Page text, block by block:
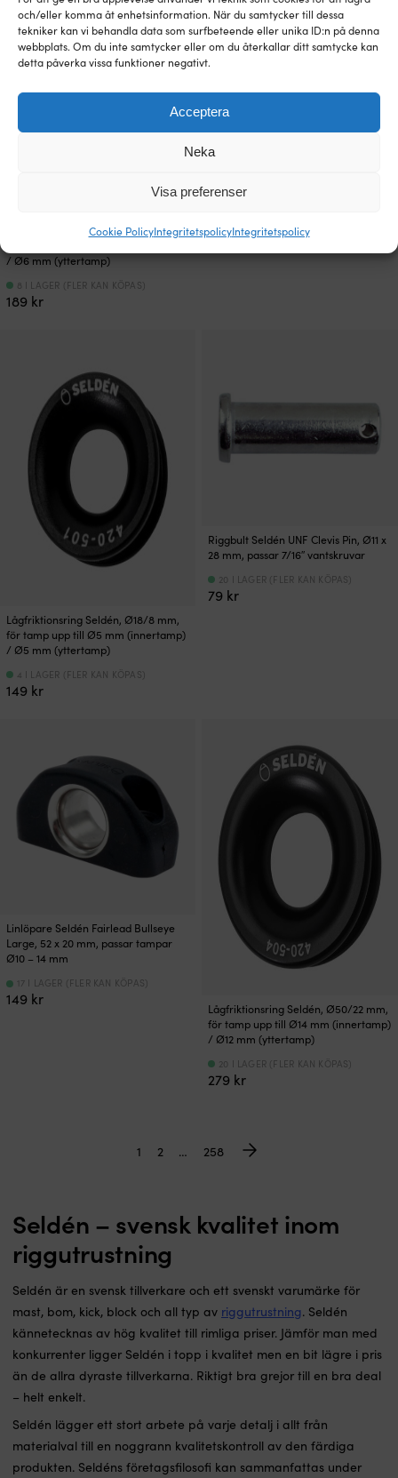
och/eller komma åt enhetsinformation. När du samtycker till dessa
tekniker kan vi behandla data som surfbeteende eller unika ID:n på denna
webbplats. Om du inte samtycker eller om du återkallar ditt samtycke kan
detta påverka vissa funktioner negativt.
Acceptera
Neka
Visa preferenser
Cookie PolicyIntegritetspolicyIntegritetspolicy
Lågfriktionsring Seldén, Ø25/11 mm,
/ Ø6 mm (yttertamp)
189 kr
8 I LAGER (FLER KAN KÖPAS)
Trissa Seldén Sheaves, Ø70 x Ø10
ursprungliga
prisetpriset
Lågfriktionsring Seldén, Ø18/8 mm,
för tamp upp till Ø5 mm (innertamp)
/ Ø5 mm (yttertamp)
149 kr
4 I LAGER (FLER KAN KÖPAS)
Riggbult Seldén UNF Clevis Pin, Ø11 x
28 mm, passar 7/16″ vantskruvar
79 kr
20 I LAGER (FLER KAN KÖPAS)
Linlöpare Seldén Fairlead Bullseye
Large, 52 x 20 mm, passar tampar
Ø10 – 14 mm
149 kr
17 I LAGER (FLER KAN KÖPAS)
Lågfriktionsring Seldén, Ø50/22 mm,
för tamp upp till Ø14 mm (innertamp)
/ Ø12 mm (yttertamp)
279 kr
20 I LAGER (FLER KAN KÖPAS)
1 2 … 258
Seldén – svensk kvalitet inom
riggutrustning
Seldén är en svensk tillverkare och ett svenskt varumärke för
mast, bom, kick, block och all typ av riggutrustning. Seldén
kännetecknas av hög kvalitet till rimliga priser. Jämför man med
konkurrenter ligger Seldén i topp i kvalitet men en bit lägre i pris
än de allra dyraste tillverkarna. Riktigt bra grejor till en bra deal
– helt enkelt.
Seldén lägger ett stort arbete på varje detalj i allt från
materialval till en noggrann kvalitetskontroll av den färdiga
produkten. Seldéns företagsfilosofi kan sammanfattas under